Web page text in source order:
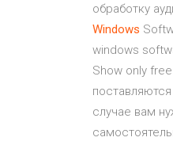
обработку
Windows
windows
Show only
случае вам